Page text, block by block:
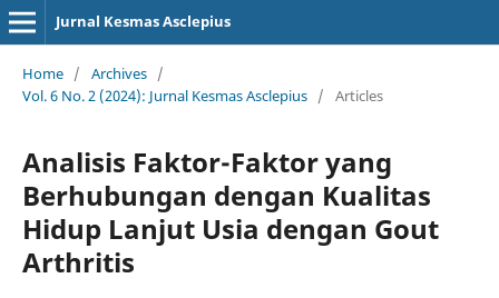
Jurnal Kesmas Asclepius
Home / Archives /
Vol. 6 No. 2 (2024): Jurnal Kesmas Asclepius / Articles
Analisis Faktor-Faktor yang
Berhubungan dengan Kualitas
Hidup Lanjut Usia dengan Gout
Arthritis